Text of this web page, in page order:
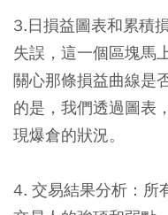
3.日損益圖表和累積
失誤，這一個區塊馬
關心那條損益曲線是
的是，我們透過圖表
現爆倉的狀況。
4. 交易結果分析：所